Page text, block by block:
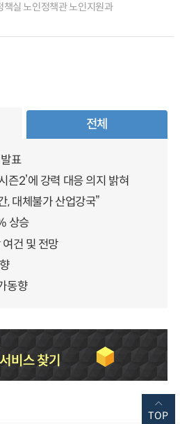
실 노인정책관 노인지원과
전체
표
즌2’에 강력 대응 의지 밝혀
대체불가 산업강국”
상승
건 및 전망
동향
TOP